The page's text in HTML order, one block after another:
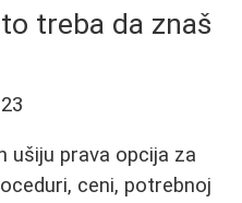
treba da znaš
ušiju prava opcija za
ceni, potrebnoj